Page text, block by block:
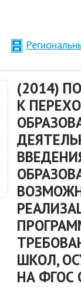
(2014)
К
ШКОЛ,
НА ФГОС